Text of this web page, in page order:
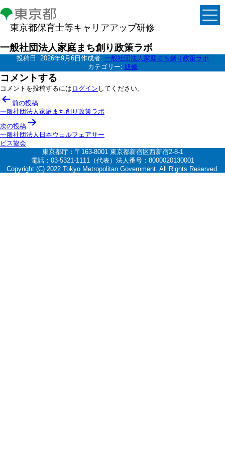
東京都保育士等キャリアアップ研修
一般社団法人家庭まち創り政策ラボ
投稿日: 2026年9月6日 作成者: 一般社団法人家庭まち創り政策ラボ
カテゴリー: 研修
コメントする
コメントを投稿するには ログイン してください。
投
稿
ナ
ビ
ゲ
ー
前の投稿
一般社団法人家庭まち創り政策ラボ
次の投稿
一般社団法人日本ウェルフェアサー
ビス協会
東京都庁：〒163-8001 東京都新宿区西新宿2-8-1
電話：03-5321-1111（代表）法人番号：8000020130001
Copyright (C) 2022 Tokyo Metropolitan Government. All Rights Reserved.